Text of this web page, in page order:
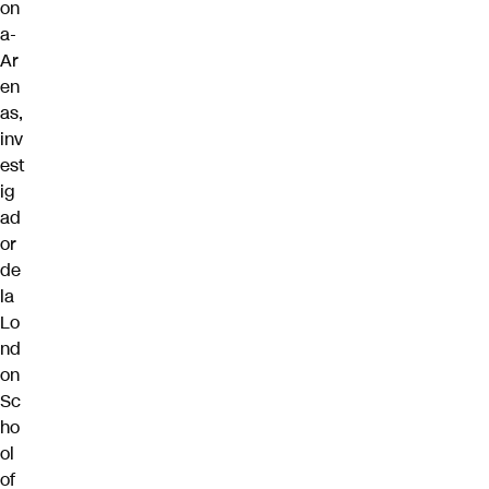
on
a-
Ar
en
as,
inv
est
ig
ad
or
de
la
Lo
nd
on
Sc
ho
ol
of